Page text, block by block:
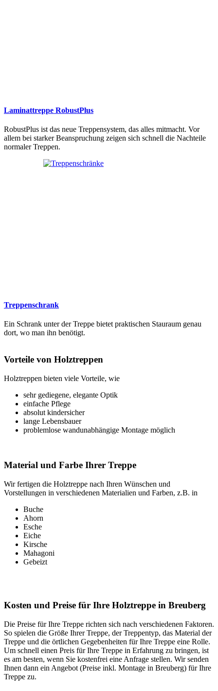
Laminattreppe RobustPlus
RobustPlus ist das neue Treppensystem, das alles mitmacht. Vor
allem bei starker Beanspruchung zeigen sich schnell die Nachteile
normaler Treppen.
Treppenschrank
Ein Schrank unter der Treppe bietet praktischen Stauraum genau
dort, wo man ihn benötigt.
Vorteile von Holztreppen
Holztreppen bieten viele Vorteile, wie
sehr gediegene, elegante Optik
einfache Pflege
absolut kindersicher
lange Lebensbauer
problemlose wandunabhängige Montage möglich
Material und Farbe Ihrer Treppe
Wir fertigen die Holztreppe nach Ihren Wünschen und
Vorstellungen in verschiedenen Materialien und Farben, z.B. in
Buche
Ahorn
Esche
Eiche
Kirsche
Mahagoni
Gebeizt
Kosten und Preise für Ihre Holztreppe in Breuberg
Die Preise für Ihre Treppe richten sich nach verschiedenen Faktoren.
So spielen die Größe Ihrer Treppe, der Treppentyp, das Material der
Treppe und die örtlichen Gegebenheiten für Ihre Treppe eine Rolle.
Um schnell einen Preis für Ihre Treppe in Erfahrung zu bringen, ist
es am besten, wenn Sie kostenfrei eine Anfrage stellen. Wir senden
Ihnen dann ein Angebot (Preise inkl. Montage in Breuberg) für Ihre
Treppe zu.